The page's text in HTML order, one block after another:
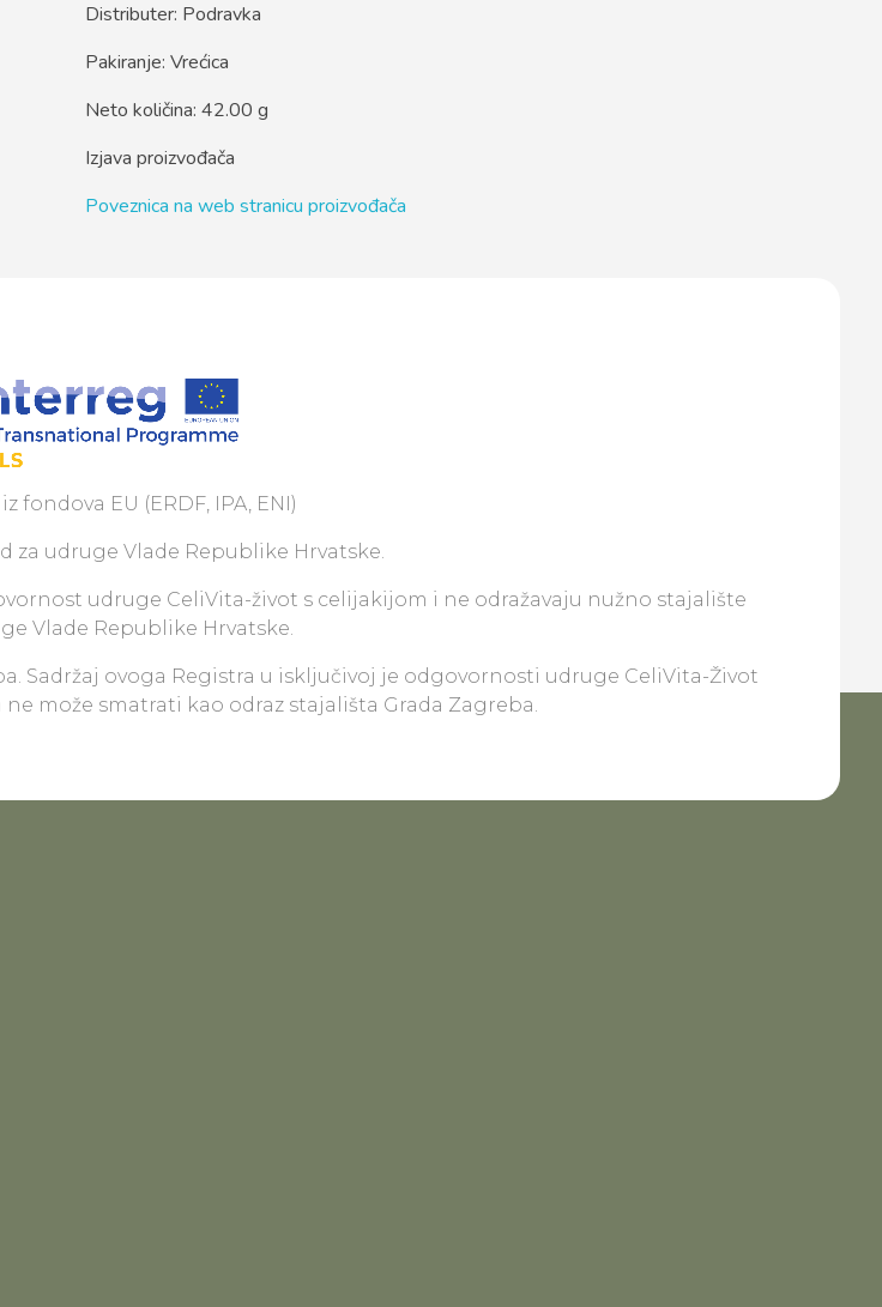
Distributer: Podravka
Pakiranje: Vrećica
Neto količina: 42.00 g
Izjava proizvođača
Poveznica na web stranicu proizvođača
fondova EU (ERDF, IPA, ENI)
za udruge Vlade Republike Hrvatske.
udruge CeliVita-život s celijakijom i ne odražavaju nužno stajalište
Vlade Republike Hrvatske.
Sadržaj ovoga Registra u isključivoj je odgovornosti udruge CeliVita-Život
može smatrati kao odraz stajališta Grada Zagreba.